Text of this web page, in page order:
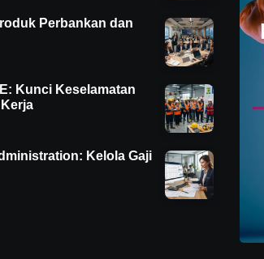
Perbankan dan
Kunci Keselamatan
Kelola Gaji